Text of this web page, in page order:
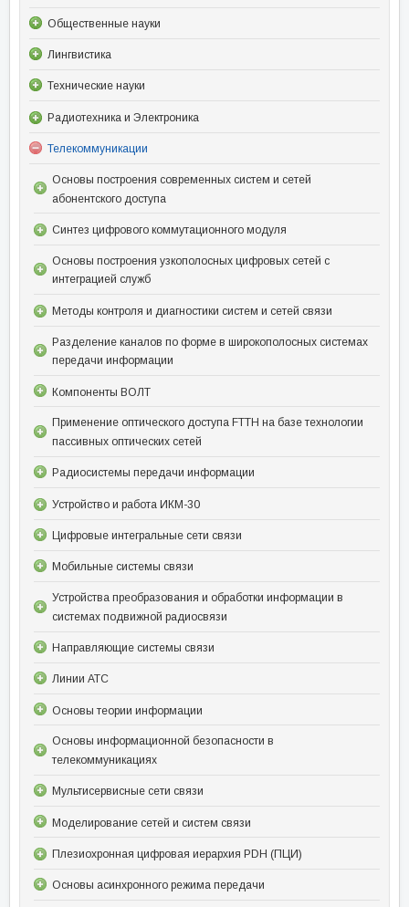
Общественные науки
Лингвистика
Технические науки
Радиотехника и Электроника
Телекоммуникации
Основы построения современных систем и сетей
абонентского доступа
Синтез цифрового коммутационного модуля
Основы построения узкополосных цифровых сетей с
интеграцией служб
Методы контроля и диагностики систем и сетей связи
Разделение каналов по форме в широкополосных системах
передачи информации
Компоненты ВОЛТ
Применение оптического доступа FTTH на базе технологии
пассивных оптических сетей
Радиосистемы передачи информации
Устройство и работа ИКМ-30
Цифровые интегральные сети связи
Мобильные системы связи
Устройства преобразования и обработки информации в
системах подвижной радиосвязи
Направляющие системы связи
Линии АТС
Основы теории информации
Основы информационной безопасности в
телекоммуникациях
Мультисервисные сети связи
Моделирование сетей и систем связи
Плезиохронная цифровая иерархия PDH (ПЦИ)
Основы асинхронного режима передачи